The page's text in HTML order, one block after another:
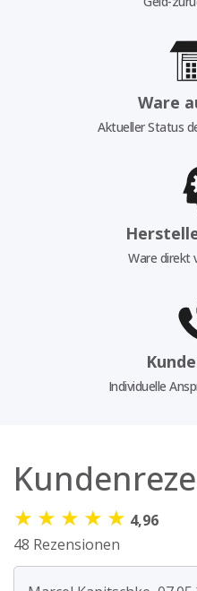
Ware
Aktueller Status
Ware direkt
Individuelle
★ ★ ★ ★ ★ 4,96
48 Rezensionen